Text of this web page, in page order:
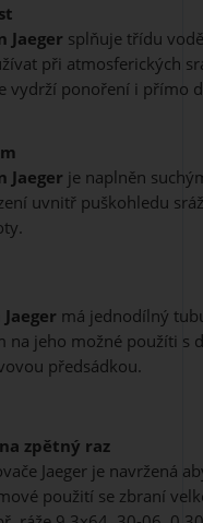
Jaeger splňuje třídu
při atmosferických
vydrží ponoření i přímo
Jaeger je naplněn
uvnitř puškohledu
má jednodílný
na jeho možné použíti s
předsádkou.
zpětný raz
Jaeger je navržená
použití se zbraní